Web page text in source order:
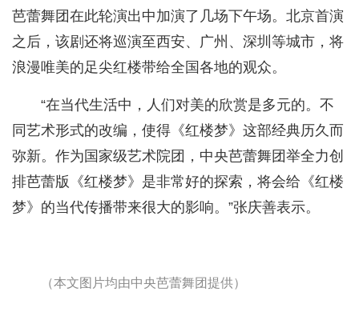
芭蕾舞团在此轮演出中加演了几场下午场。北京首演
之后，该剧还将巡演至西安、广州、深圳等城市，将
浪漫唯美的足尖红楼带给全国各地的观众。
“在当代生活中，人们对美的欣赏是多元的。不
同艺术形式的改编，使得《红楼梦》这部经典历久而
弥新。作为国家级艺术院团，中央芭蕾舞团举全力创
排芭蕾版《红楼梦》是非常好的探索，将会给《红楼
梦》的当代传播带来很大的影响。”张庆善表示。
（本文图片均由中央芭蕾舞团提供）